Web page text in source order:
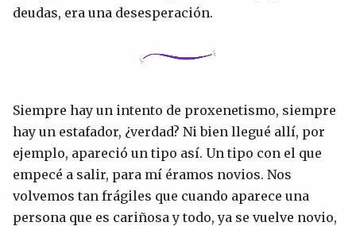
deudas, era una desesperación.
Siempre hay un intento de proxenetismo, siempre
hay un estafador, ¿verdad? Ni bien llegué allí, por
ejemplo, apareció un tipo así. Un tipo con el que
empecé a salir, para mí éramos novios. Nos
volvemos tan frágiles que cuando aparece una
persona que es cariñosa y todo, ya se vuelve novio,